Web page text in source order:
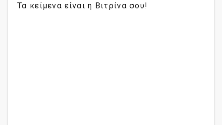
Τα κείμενα είναι η Βιτρίνα σου!